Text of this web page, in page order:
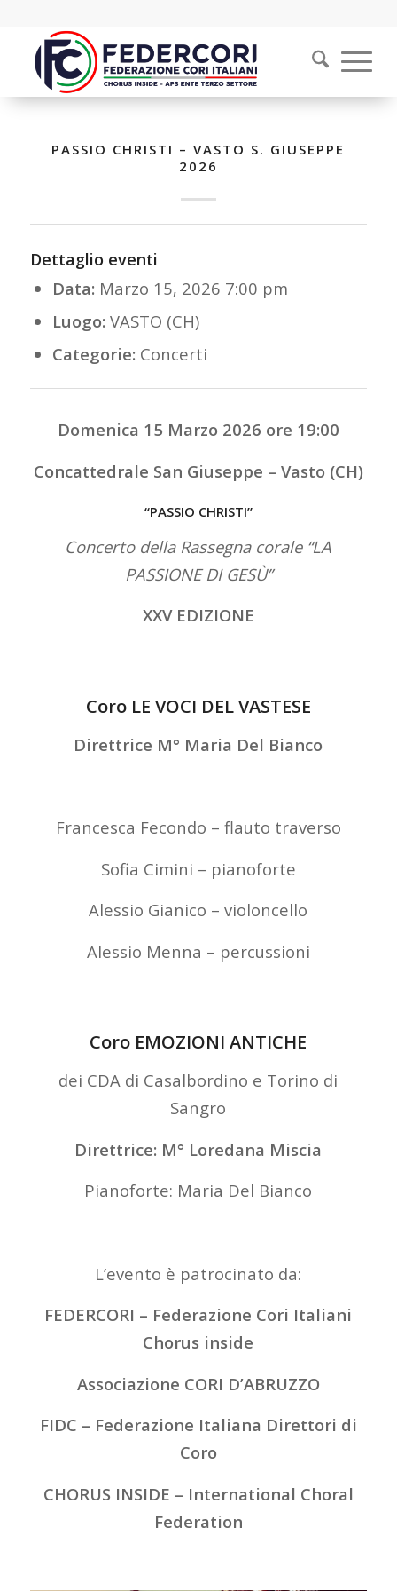
PASSIO CHRISTI – VASTO S. GIUSEPPE
2026
Dettaglio eventi
Data: Marzo 15, 2026 7:00 pm
Luogo: VASTO (CH)
Categorie: Concerti
Domenica 15 Marzo 2026 ore 19:00
Concattedrale San Giuseppe – Vasto (CH)
“PASSIO CHRISTI”
Concerto della Rassegna corale “LA
PASSIONE DI GESÙ”
XXV EDIZIONE
Coro LE VOCI DEL VASTESE
Direttrice M° Maria Del Bianco
Francesca Fecondo – flauto traverso
Sofia Cimini – pianoforte
Alessio Gianico – violoncello
Alessio Menna – percussioni
Coro EMOZIONI ANTICHE
dei CDA di Casalbordino e Torino di
Sangro
Direttrice: M° Loredana Miscia
Pianoforte: Maria Del Bianco
L’evento è patrocinato da:
FEDERCORI – Federazione Cori Italiani
Chorus inside
Associazione CORI D’ABRUZZO
FIDC – Federazione Italiana Direttori di
Coro
CHORUS INSIDE – International Choral
Federation